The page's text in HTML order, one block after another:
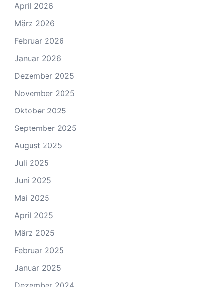
April 2026
März 2026
Februar 2026
Januar 2026
Dezember 2025
November 2025
Oktober 2025
September 2025
August 2025
Juli 2025
Juni 2025
Mai 2025
April 2025
März 2025
Februar 2025
Januar 2025
Dezember 2024